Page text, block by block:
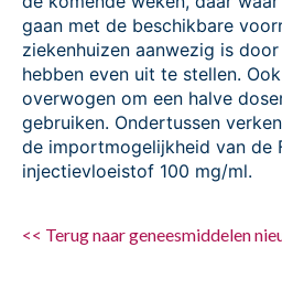
gaan met de beschikbare
ziekenhuizen aanwezig is
hebben even uit te stellen.
overwogen om een halve
gebruiken. Ondertussen
de importmogelijkheid van de
injectievloeistof 100 mg/ml.
<< Terug naar geneesmiddelen